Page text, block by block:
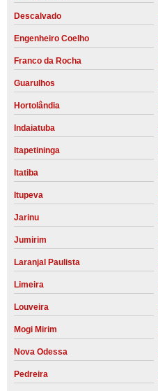
Descalvado
Engenheiro Coelho
Franco da Rocha
Guarulhos
Hortolândia
Indaiatuba
Itapetininga
Itatiba
Itupeva
Jarinu
Jumirim
Laranjal Paulista
Limeira
Louveira
Mogi Mirim
Nova Odessa
Pedreira